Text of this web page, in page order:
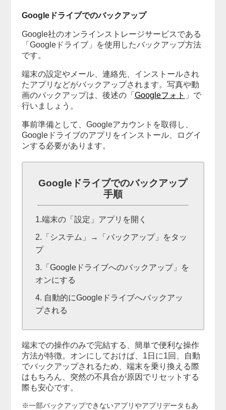
Googleドライブでのバックアップ
Google社のオンラインストレージサービスである
「Googleドライブ」を使用したバックアップ方法
です。
端末の設定やメール、連絡先、インストールされ
たアプリなどがバックアップされます。写真や動
画のバックアップは、後述の「 Googleフォト 」で
行いましょう。
事前準備として、Googleアカウントを取得し、
Googleドライブのアプリをインストール、ログイ
ンする必要があります。
Googleドライブでのバックアップ
手順
1.端末の「設定」アプリを開く
2.「システム」→「バックアップ」をタッ
プ
3.「Googleドライブへのバックアップ」を
オンにする
4. 自動的にGoogleドライブへバックアッ
プされる
端末での操作のみで完結する、簡単で便利な操作
方法が特徴。オンにしておけば、1日に1回、自動
でバックアップされるため、端末を乗り換える際
はもちろん、突然の不具合が原因でリセットする
際も安心です。
※一部バックアップできないアプリやアプリデータもあ